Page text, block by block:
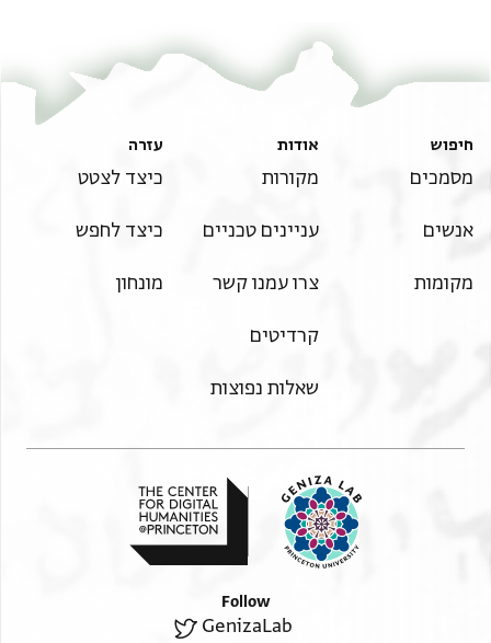
חיפוש
מסמכים
אנשים
מקומות
אודות
מקורות
עניינים טכניים
צרו עמנו קשר
קרדיטים
שאלות נפוצות
עזרה
כיצד לצטט
כיצד לחפש
מונחון
Follow
GenizaLab